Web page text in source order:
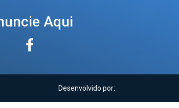
Aqui
Desenvolvido por: